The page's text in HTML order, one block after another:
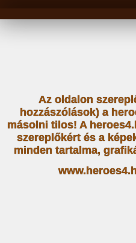
Az oldalon
hozzászólások) a
másolni tilos! A
szereplőkért és a
minden tartalma,